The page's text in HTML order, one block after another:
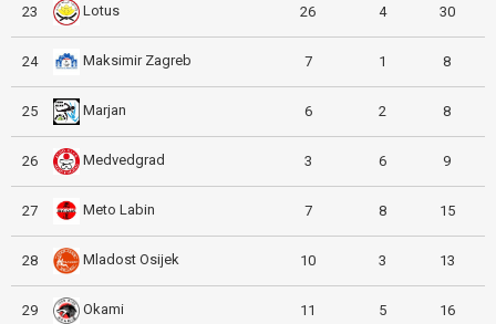
23 Lotus 26 4 30
24 Maksimir Zagreb 7 1 8
25 Marjan 6 2 8
26 Medvedgrad 3 6 9
27 Meto Labin 7 8 15
28 Mladost Osijek 10 3 13
29 Okami 11 5 16